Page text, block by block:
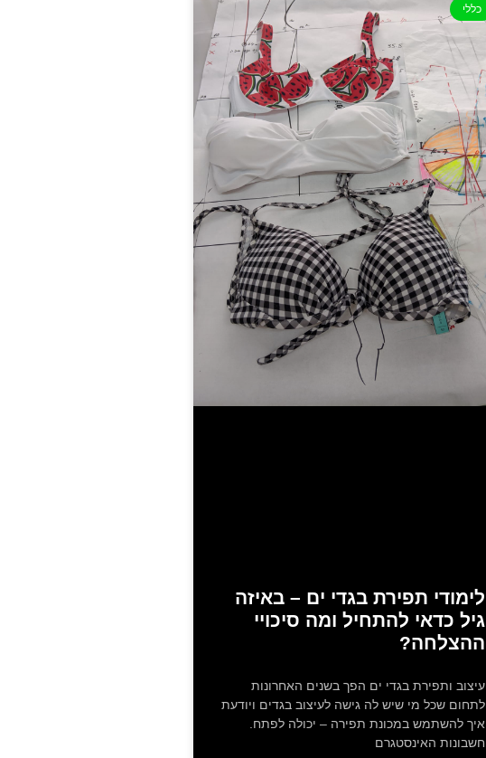
כללי
לימודי תפירת בגדי ים – באיזה
גיל כדאי להתחיל ומה סיכויי
ההצלחה?
עיצוב ותפירת בגדי ים הפך בשנים האחרונות
לתחום שכל מי שיש לה גישה לעיצוב בגדים ויודעת
איך להשתמש במכונת תפירה – יכולה לפתח.
חשבונות האינסטגרם